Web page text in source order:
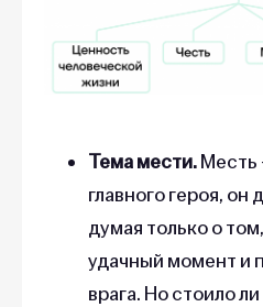
Тема мести.
главного героя, он
думая только о
удачный момент и
врага. Но стоило